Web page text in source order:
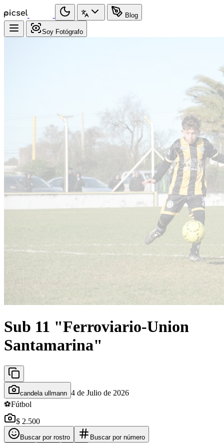
Blog
Soy Fotógrafo
Sub 11 "Ferroviario-Union
Santamarina"
candela ullmann 4 de Julio de 2026
⚽Fútbol
$ 2.500
Buscar por rostro
Buscar por número